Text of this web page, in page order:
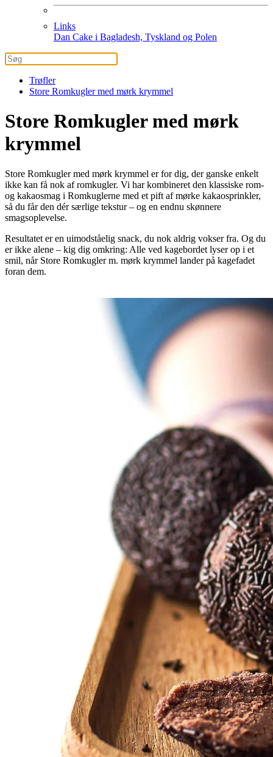
Links
Dan Cake i Bagladesh, Tyskland og Polen
Trøfler
Store Romkugler med mørk krymmel
Store Romkugler med mørk
krymmel
Store Romkugler med mørk krymmel er for dig, der ganske enkelt
ikke kan få nok af romkugler. Vi har kombineret den klassiske rom-
og kakaosmag i Romkuglerne med et pift af mørke kakaosprinkler,
så du får den dér særlige tekstur – og en endnu skønnere
smagsoplevelse.
Resultatet er en uimodståelig snack, du nok aldrig vokser fra. Og du
er ikke alene – kig dig omkring: Alle ved kagebordet lyser op i et
smil, når Store Romkugler m. mørk krymmel lander på kagefadet
foran dem.